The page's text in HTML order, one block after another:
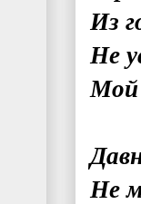
Из
Не
Мой
Не